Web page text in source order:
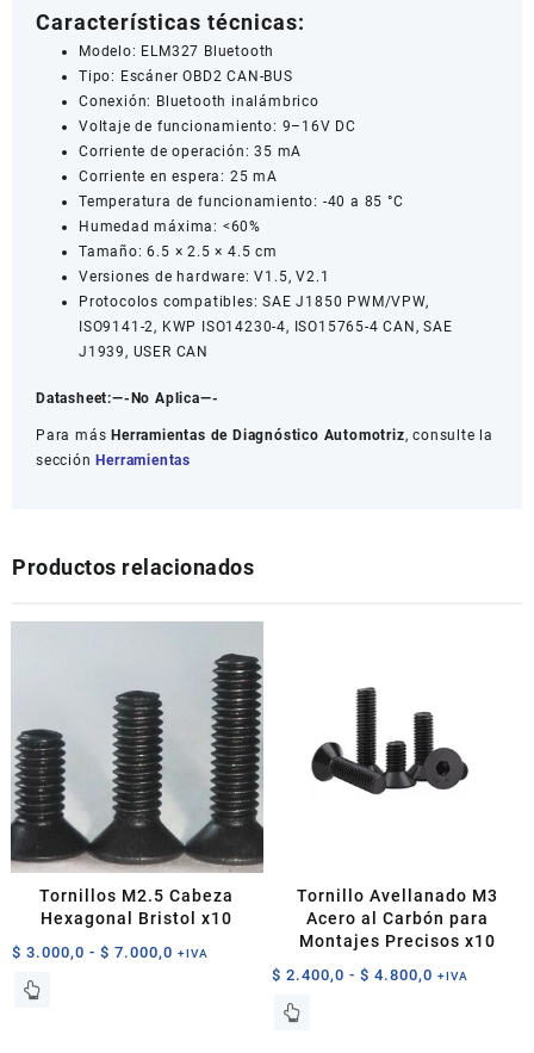
Características técnicas:
Modelo: ELM327 Bluetooth
Tipo: Escáner OBD2 CAN-BUS
Conexión: Bluetooth inalámbrico
Voltaje de funcionamiento: 9–16V DC
Corriente de operación: 35 mA
Corriente en espera: 25 mA
Temperatura de funcionamiento: -40 a 85 °C
Humedad máxima: <60%
Tamaño: 6.5 × 2.5 × 4.5 cm
Versiones de hardware: V1.5, V2.1
Protocolos compatibles: SAE J1850 PWM/VPW,
ISO9141-2, KWP ISO14230-4, ISO15765-4 CAN, SAE
J1939, USER CAN
Datasheet:—-No Aplica—-
Para másHerramientas de Diagnóstico Automotriz, consulte la
secciónHerramientas
Productos relacionados
Tornillos M2.5 Cabeza
Hexagonal Bristol x10
$ 3.000,0 - $ 7.000,0 Rango
+IVA
Este
Tornillo Avellanado M3
Acero al Carbón para
Montajes Precisos x10
$ 2.400,0 - $ 4.800,0 Rango
+IVA
Este